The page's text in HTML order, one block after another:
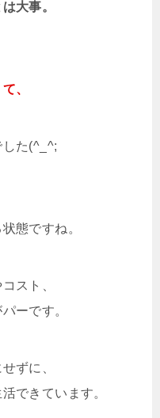
大事。
、
した(^_^;
態ですね。
スト、
ーです。
ずに、
できています。